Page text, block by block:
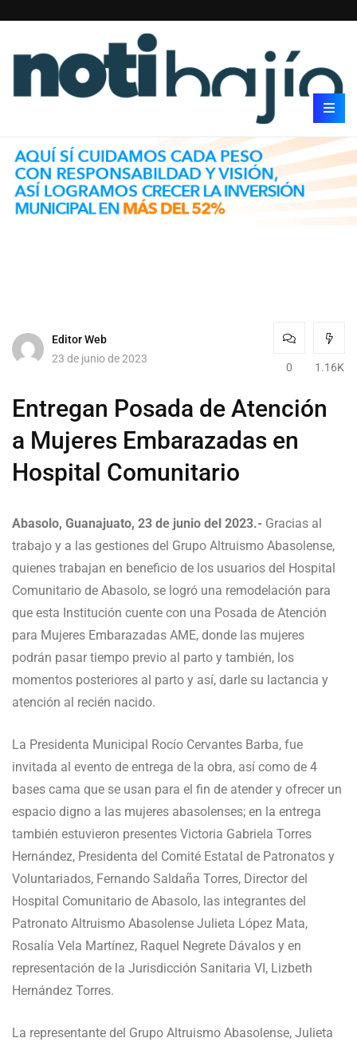
Editor Web
23 de junio de 2023
0 1.16K
Entregan Posada de Atención
a Mujeres Embarazadas en
Hospital Comunitario
Abasolo, Guanajuato, 23 de junio del 2023.- Gracias al
trabajo y a las gestiones del Grupo Altruismo Abasolense,
quienes trabajan en beneficio de los usuarios del Hospital
Comunitario de Abasolo, se logró una remodelación para
que esta Institución cuente con una Posada de Atención
para Mujeres Embarazadas AME, donde las mujeres
podrán pasar tiempo previo al parto y también, los
momentos posteriores al parto y así, darle su lactancia y
atención al recién nacido.
La Presidenta Municipal Rocío Cervantes Barba, fue
invitada al evento de entrega de la obra, así como de 4
bases cama que se usan para el fin de atender y ofrecer un
espacio digno a las mujeres abasolenses; en la entrega
también estuvieron presentes Victoria Gabriela Torres
Hernández, Presidenta del Comité Estatal de Patronatos y
Voluntariados, Fernando Saldaña Torres, Director del
Hospital Comunitario de Abasolo, las integrantes del
Patronato Altruismo Abasolense Julieta López Mata,
Rosalía Vela Martínez, Raquel Negrete Dávalos y en
representación de la Jurisdicción Sanitaria VI, Lizbeth
Hernández Torres.
La representante del Grupo Altruismo Abasolense, Julieta